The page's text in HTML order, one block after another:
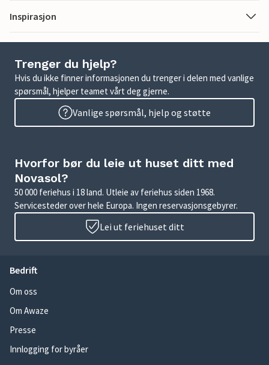
Inspirasjon
Trenger du hjelp?
Hvis du ikke finner informasjonen du trenger i delen med vanlige
spørsmål, hjelper teamet vårt deg gjerne.
Vanlige spørsmål, hjelp og støtte
Hvorfor bør du leie ut huset ditt med
Novasol?
50 000 feriehus i 18 land. Utleie av feriehus siden 1968.
Servicesteder over hele Europa. Ingen reservasjonsgebyrer.
Lei ut feriehuset ditt
Bedrift
Om oss
Om Awaze
Presse
Innlogging for byråer